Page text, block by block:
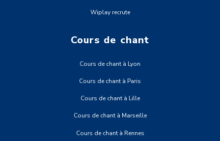
Wiplay recrute
Cours de chant
Cours de chant à Lyon
Cours de chant à Paris
Cours de chant à Lille
Cours de chant à Marseille
Cours de chant à Rennes